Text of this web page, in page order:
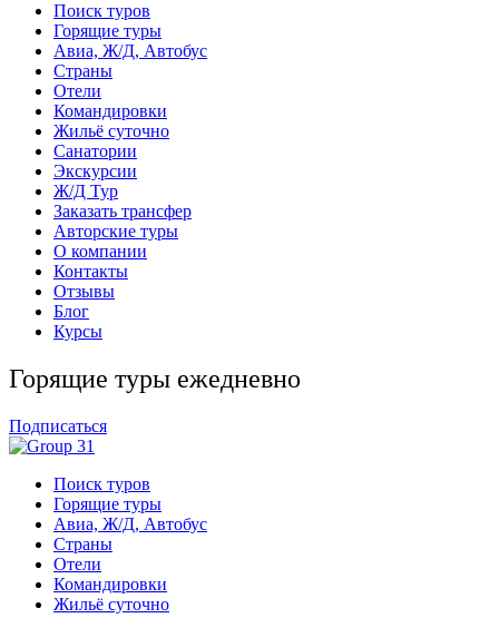
Поиск туров
Горящие туры
Авиа, Ж/Д, Автобус
Страны
Отели
Командировки
Жильё суточно
Санатории
Экскурсии
Ж/Д Тур
Заказать трансфер
Авторские туры
О компании
Контакты
Отзывы
Блог
Курсы
Горящие туры ежедневно
Подписаться
Поиск туров
Горящие туры
Авиа, Ж/Д, Автобус
Страны
Отели
Командировки
Жильё суточно